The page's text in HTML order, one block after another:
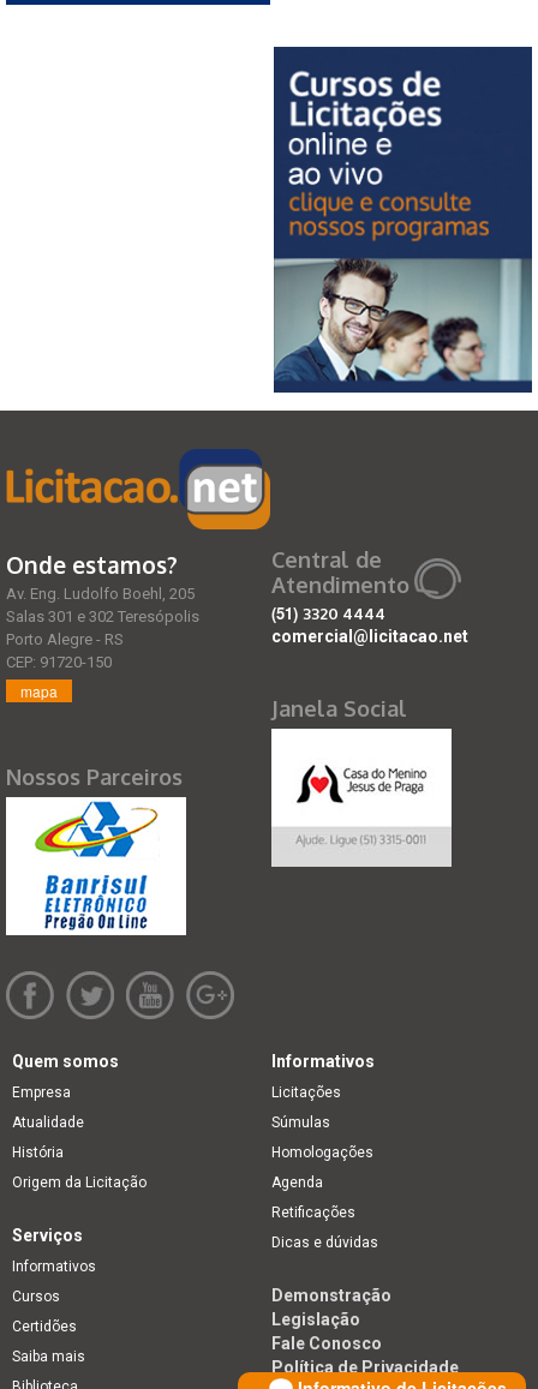
Onde estamos?
Av. Eng. Ludolfo Boehl, 205
Salas 301 e 302 Teresópolis
Porto Alegre - RS
CEP: 91720-150
mapa
Nossos Parceiros
Central de
Atendimento
(51) 3320 4444
comercial@licitacao.net
Janela Social
Quem somos
Empresa
Atualidade
História
Origem da Licitação
Informativos
Licitações
Súmulas
Homologações
Agenda
Retificações
Dicas e dúvidas
Serviços
Informativos
Cursos
Certidões
Saiba mais
Demonstração
Legislação
Fale Conosco
Política de Privacidade